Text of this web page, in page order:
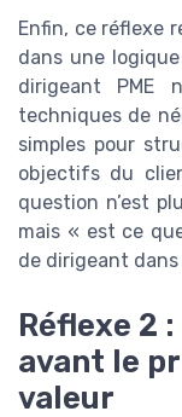
Enfin, ce réflexe
dans une
dirigeant PME
techniques de
simples pour
objectifs du
question n’est
mais « est ce
de dirigeant
Réflexe 2
avant le
valeur